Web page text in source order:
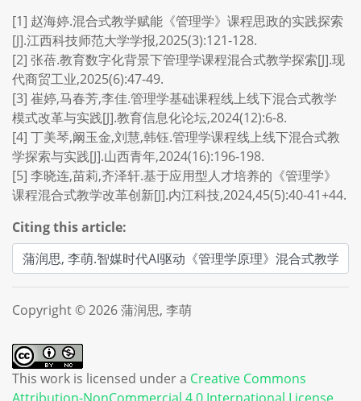
[1] 赵海婷.混合式教学赋能《管理学》课程思政的实践探索
[J].江西科技师范大学学报,2025(3):121-128.
[2] 张蓓.教育数字化背景下管理学课程混合式教学探索[J].现
代商贸工业,2025(6):47-49.
[3] 崔婷,马春芳,李佳.管理学基础课程线上线下混合式教学
模式改革与实践[J].教育信息化论坛,2024(12):6-8.
[4] 丁美琴,阚玉金,刘慧,韩钰.管理学课程线上线下混合式教
学探索与实践[J].山西青年,2024(16):196-198.
[5] 李晓连,苗莉,齐泽轩.基于应用型人才培养的《管理学》
课程混合式教学改革创新[J].内江科技,2024,45(5):40-41+44.
Citing this article:
Copyright © 2026 蒲润思, 李萌
This work is licensed under a Creative Commons